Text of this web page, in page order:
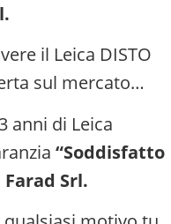
il Leica DISTO
sul mercato…
anni di Leica
“Soddisfatto
Srl.